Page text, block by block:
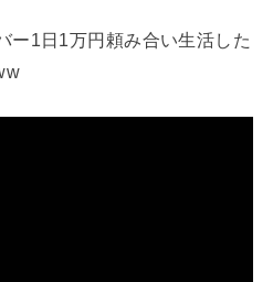
ー1日1万円頼み合い生活した